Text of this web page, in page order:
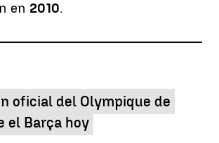
en 2010.
oficial del Olympique de
el Barça hoy